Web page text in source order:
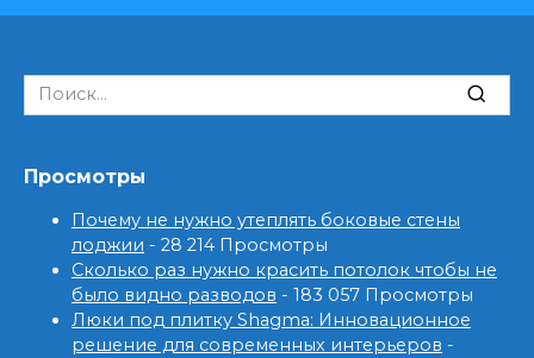
Search
for:
Просмотры
Почему не нужно утеплять боковые стены
лоджии - 28 214 Просмотры
Сколько раз нужно красить потолок чтобы не
было видно разводов - 183 057 Просмотры
Люки под плитку Shagma: Инновационное
решение для современных интерьеров -